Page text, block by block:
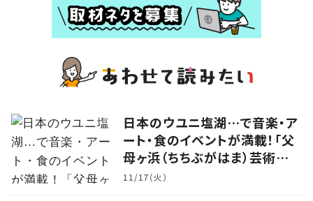
日本のウユニ塩湖…で音楽・ア
ート・食のイベントが満載！「父
母ヶ浜（ちちぶがはま）芸術祭
vol.0」で生まれたアーティスト
11/17（火）